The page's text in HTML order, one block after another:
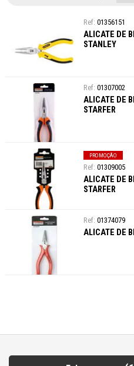
01356151
ALICATE DE
STANLEY
01307002
ALICATE DE
STARFER
PROMOÇÃO
01309005
ALICATE DE
STARFER
01374079
ALICATE DE